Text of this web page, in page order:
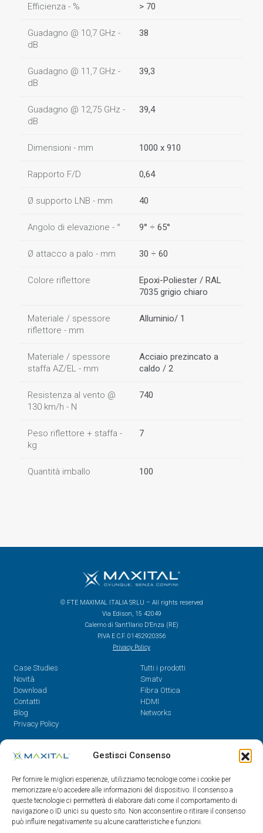
Gestisci Consenso
Per fornire le migliori esperienze, utilizziamo tecnologie come i cookie per
memorizzare e/o accedere alle informazioni del dispositivo. Il consenso a
queste tecnologie ci permetterà di elaborare dati come il comportamento di
navigazione o ID unici su questo sito. Non acconsentire o ritirare il consenso
può influire negativamente su alcune caratteristiche e funzioni.
Efficienza - % > 70
Guadagno @ 10,7 GHz -
dB
38
Guadagno @ 11,7 GHz -
dB
39,3
Guadagno @ 12,75 GHz -
dB
39,4
Dimensioni - mm 1000 x 910
Rapporto F/D 0,64
Ø supporto LNB - mm 40
Angolo di elevazione - ° 9° ÷ 65°
Ø attacco a palo - mm 30 ÷ 60
Colore riflettore
Epoxi-Poliester / RAL
7035 grigio chiaro
Materiale / spessore
riflettore - mm
Alluminio/ 1
Materiale / spessore
staffa AZ/EL - mm
Acciaio prezincato a
caldo / 2
Resistenza al vento @
130 km/h - N
740
Peso riflettore + staffa -
kg
7
Quantità imballo 100
© FTE MAXIMAL ITALIA SRLU – All rights reserved
Via Edison, 15 42049
Calerno di Sant’Ilario D’Enza (RE)
P.IVA E C.F. 01452920356
Privacy Policy
Case Studies
Novità
Download
Contatti
Blog
Privacy Policy
Tutti i prodotti
Smatv
Fibra Ottica
HDMI
Networks
Contatti
08.30 - 12.30 / 14 - 18
0522/909701
0522/909748